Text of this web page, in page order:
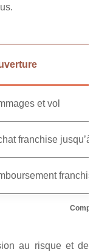
et vol
franchise jusqu’à
au risque et de